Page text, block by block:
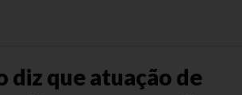
diz que atuação de